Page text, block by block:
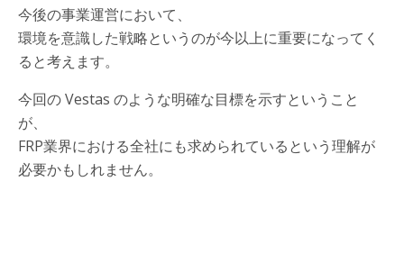
今後の事業運営において、
環境を意識した戦略というのが今以上に重要になってく
ると考えます。
今回の Vestas のような明確な目標を示すということ
が、
FRP業界における全社にも求められているという理解が
必要かもしれません。